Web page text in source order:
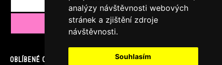
analýzy návštěvnosti webových
stránek a zjištění zdroje
návštěvnosti.
Souhlasím
OBLÍBENÉ ODKAZY